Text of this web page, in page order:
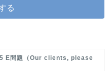
E問題（Our clients, please